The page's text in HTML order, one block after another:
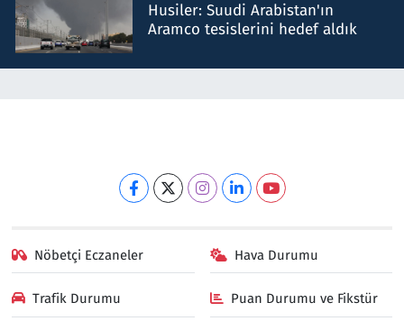
Husiler: Suudi Arabistan'ın
Aramco tesislerini hedef aldık
Nöbetçi Eczaneler Hava Durumu
Trafik Durumu Puan Durumu ve Fikstür